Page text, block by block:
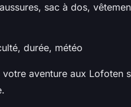
sac à dos,
durée, météo
aventure aux Lofoten